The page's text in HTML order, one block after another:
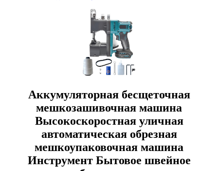
Аккумуляторная бесщеточная
мешкозашивочная машина
Высокоскоростная уличная
автоматическая обрезная
мешкоупаковочная машина
Инструмент Бытовое швейное